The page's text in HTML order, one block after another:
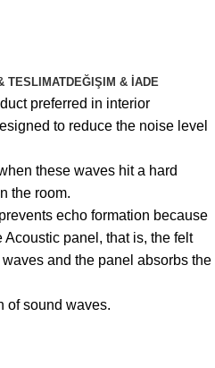
TESLIMATDEĞIŞIM & İADE
preferred in interior
to reduce the noise level
these waves hit a hard
the room.
echo formation because
panel, that is, the felt
and the panel absorbs the
of sound waves.